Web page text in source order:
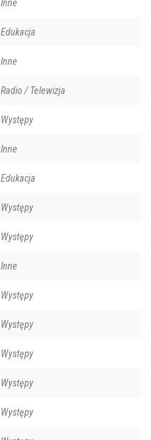
Inne
Edukacja
Inne
Radio / Telewizja
Występy
Inne
Edukacja
Występy
Występy
Inne
Występy
Występy
Występy
Występy
Występy